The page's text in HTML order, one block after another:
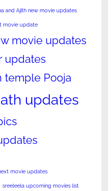
and Ajith new movie updates
movie update
movie updates
updates
temple Pooja
updates
movie updates
sreeleela upcoming movies list